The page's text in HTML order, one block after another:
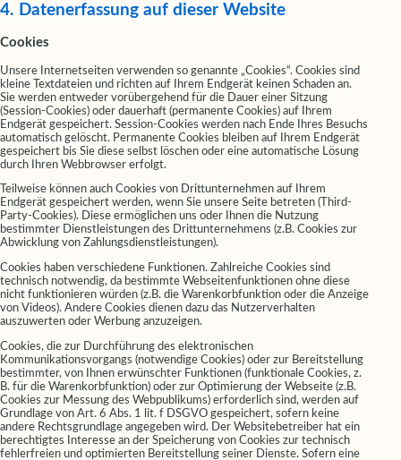
4. Datenerfassung auf dieser Website
Cookies
Unsere Internetseiten verwenden so genannte „Cookies“. Cookies sind
kleine Textdateien und richten auf Ihrem Endgerät keinen Schaden an.
Sie werden entweder vorübergehend für die Dauer einer Sitzung
(Session-Cookies) oder dauerhaft (permanente Cookies) auf Ihrem
Endgerät gespeichert. Session-Cookies werden nach Ende Ihres Besuchs
automatisch gelöscht. Permanente Cookies bleiben auf Ihrem Endgerät
gespeichert bis Sie diese selbst löschen oder eine automatische Lösung
durch Ihren Webbrowser erfolgt.
Teilweise können auch Cookies von Drittunternehmen auf Ihrem
Endgerät gespeichert werden, wenn Sie unsere Seite betreten (Third-
Party-Cookies). Diese ermöglichen uns oder Ihnen die Nutzung
bestimmter Dienstleistungen des Drittunternehmens (z.B. Cookies zur
Abwicklung von Zahlungsdienstleistungen).
Cookies haben verschiedene Funktionen. Zahlreiche Cookies sind
technisch notwendig, da bestimmte Webseitenfunktionen ohne diese
nicht funktionieren würden (z.B. die Warenkorbfunktion oder die Anzeige
von Videos). Andere Cookies dienen dazu das Nutzerverhalten
auszuwerten oder Werbung anzuzeigen.
Cookies, die zur Durchführung des elektronischen
Kommunikationsvorgangs (notwendige Cookies) oder zur Bereitstellung
bestimmter, von Ihnen erwünschter Funktionen (funktionale Cookies, z.
B. für die Warenkorbfunktion) oder zur Optimierung der Webseite (z.B.
Cookies zur Messung des Webpublikums) erforderlich sind, werden auf
Grundlage von Art. 6 Abs. 1 lit. f DSGVO gespeichert, sofern keine
andere Rechtsgrundlage angegeben wird. Der Websitebetreiber hat ein
berechtigtes Interesse an der Speicherung von Cookies zur technisch
fehlerfreien und optimierten Bereitstellung seiner Dienste. Sofern eine